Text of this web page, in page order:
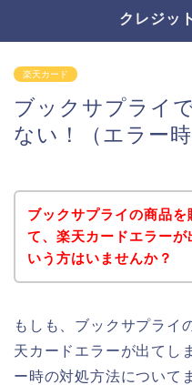
クレジッ
楽天カード
ブックサプライ
ない！（エラー時
ブックサプライの商品を
て、楽天カードエラーが
いう方はいませんか？
もしも、ブックサプライ
天カードエラーが出てし
ー時の対処方法について